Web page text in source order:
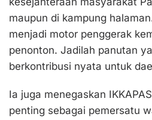
maupun di kampung
menjadi motor penggerak
penonton. Jadilah panutan
berkontribusi nyata untuk
Ia juga menegaskan
penting sebagai pemersatu